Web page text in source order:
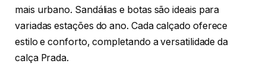
mais urbano. Sandálias e botas são ideais para
variadas estações do ano. Cada calçado oferece
estilo e conforto, completando a versatilidade da
calça Prada.